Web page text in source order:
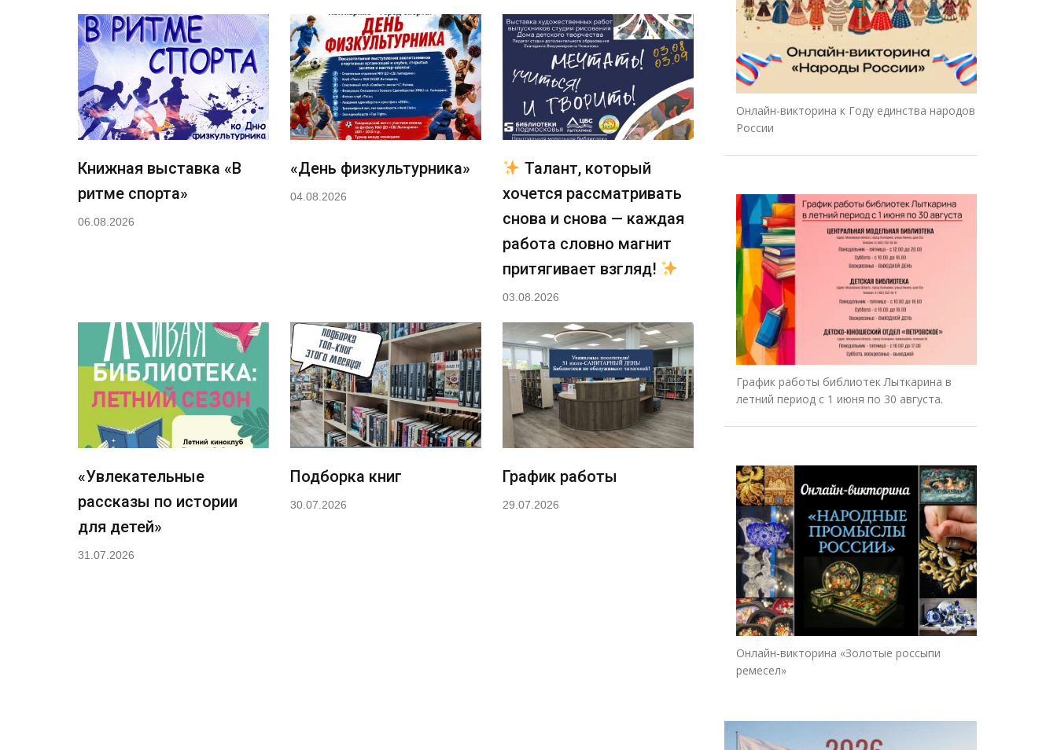
Книжная выставка «В
ритме спорта»
06.08.2026
«День физкультурника»
04.08.2026
Талант, который
хочется рассматривать
снова и снова — каждая
работа словно магнит
притягивает взгляд!
03.08.2026
«Увлекательные
рассказы по истории
для детей»
31.07.2026
Подборка книг
30.07.2026
График работы
29.07.2026
Онлайн-викторина к Году единства народов
России
График работы библиотек Лыткарина в
летний период с 1 июня по 30 августа.
Онлайн-викторина «Золотые россыпи
ремесел»